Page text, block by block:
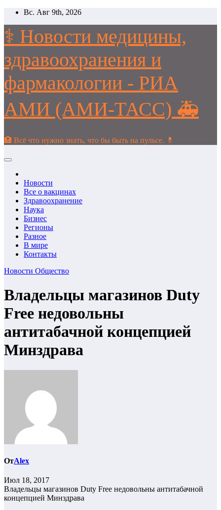
Перейти
содержимому
Вс. Авг 9th, 2026
⚕️ Новости медицины,
здравоохранения и
фармакологии - РИА
АМИ (АМИ-ТАСС) 🚑
🏥 Всё что нужно знать, что бы быть на пульсе. 💊
Новости
Все о вакцинах
Здравоохранение
Наука
Бизнес
Регионы
Разное
В мире
Контакты
Новости Общество
Владельцы магазинов Duty
Free недовольны
антитабачной концепцией
Минздрава
ОтAlex
Июл 18, 2017
Владельцы магазинов Duty Free недовольны антитабачной
концепцией Минздрава